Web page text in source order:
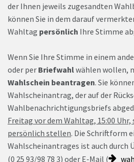
der Ihnen jeweils zugesandten
können Sie in dem darauf
Wahltag persönlich Ihre Stimme
Wenn Sie Ihre Stimme in einem
oder per Briefwahlwählen wollen,
Wahlschein beantragen. Sie
Wahlscheinantrag, der auf der
Wahlbenachrichtigungsbriefs
Freitag vor dem Wahltag, 15:00
persönlich stellen. Die Schriftform
Wahlscheinantrages ist auch
(0 25 93/98 78 3) oder E-Mail (